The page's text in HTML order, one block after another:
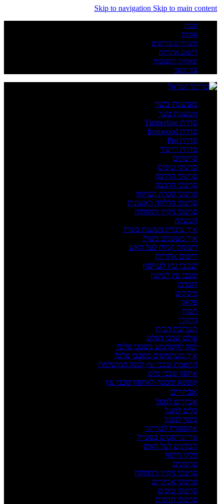
Skip to navigation Skip to main content
חנות
אודות
משווקים מורשים
רישום אחריות
שאלות ותשובות
צור קשר
מעשנת בשר
מעשנות בשר
סדרת Timberline
סדרת Ironwood
סדרת Pro
סדרת ריינג'ר
סרטונים
סרטוני טיפים
סרטוני הדרכה
סרטוני הרכבה
סרטוני הכרת הפיקוד
סרטוני הדלקה ראשונית
סרטוני ניקיון ותחזוקה
העשרה
איך עובדת מעשנת בשר?
איך מעשנים בשר?
רשימת קניות לעל האש
רישום אחריות
שבבי עץ לעישון
שבבי עץ לעישון
דובדבן
מיסקיט
פקאן
תפוח
היקורי
תערובת הבית
עולם שבבי הפלט
למה להשתמש בשבבי פלט?
איך משתמשים בשבבי פלט?
התאמת שבבי עץ למנה המושלמת
אחסון שבבי פלט
קופסא ומכסה לאחסון שבבי עץ
אביזרים
אביזרים למנגל
כלים למנגל
כיסוי למנגל
אקססוריז לטרייגר
טרייגריסטים בסטייל
תבלינים לעל האש
חלקי חילוף
סרטונים
סרטוני ניקיון ותחזוקה
סרטוני אביזרים
סרטוני טיפים
סרטוני תדמית